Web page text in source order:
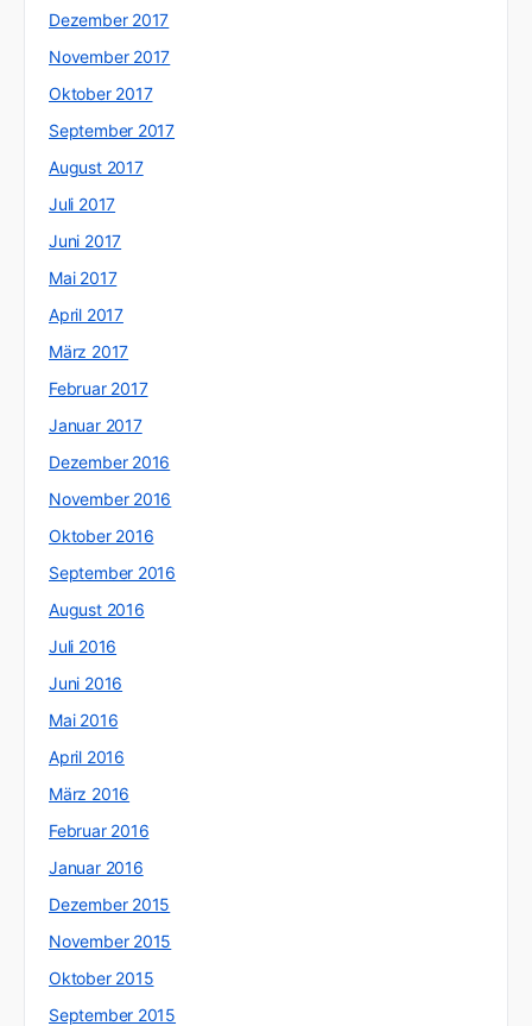
Dezember 2017
November 2017
Oktober 2017
September 2017
August 2017
Juli 2017
Juni 2017
Mai 2017
April 2017
März 2017
Februar 2017
Januar 2017
Dezember 2016
November 2016
Oktober 2016
September 2016
August 2016
Juli 2016
Juni 2016
Mai 2016
April 2016
März 2016
Februar 2016
Januar 2016
Dezember 2015
November 2015
Oktober 2015
September 2015